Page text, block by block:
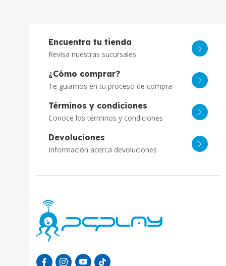
Encuentra tu tienda
Revisa nuestras sucursales
¿Cómo comprar?
Te guiamos en tu proceso de compra
Términos y condiciones
Conoce los términos y condiciones
Devoluciones
Información acerca devoluciones